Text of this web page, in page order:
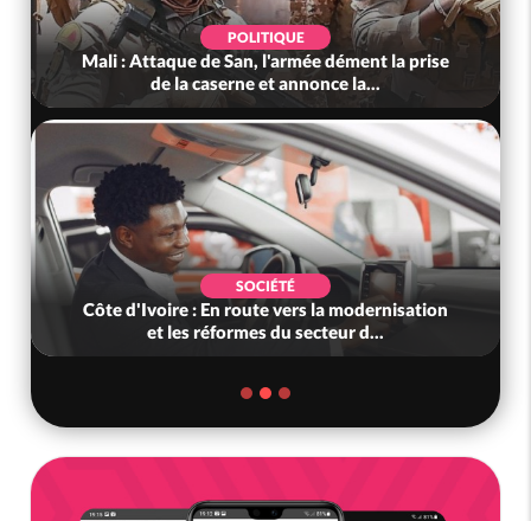
POLITIQUE
Mali : Attaque de San, l'armée dément la prise
de la caserne et annonce la...
SOCIÉTÉ
Côte d'Ivoire : En route vers la modernisation
et les réformes du secteur d...